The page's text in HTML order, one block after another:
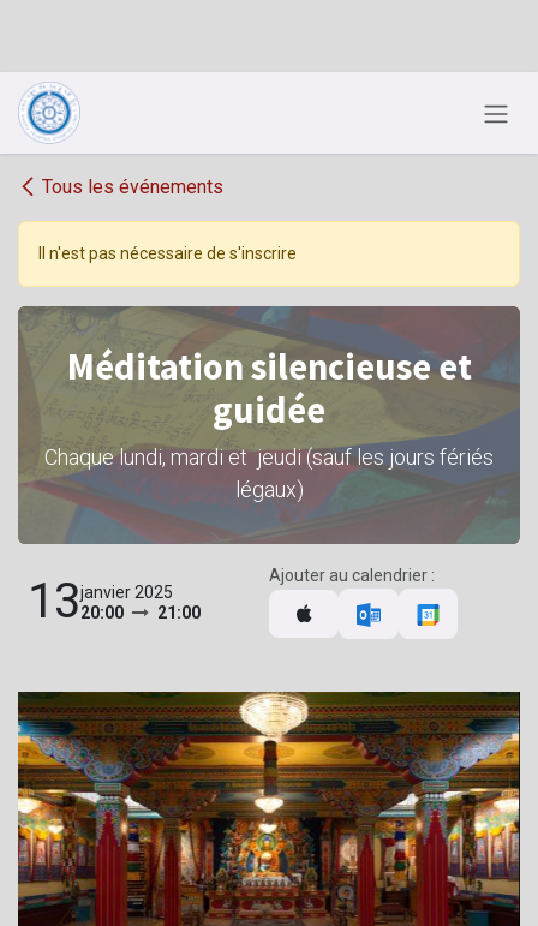
Se rendre au contenu
Tous les événements
Il n'est pas nécessaire de s'inscrire
Méditation silencieuse et
guidée
Chaque lundi, mardi et jeudi (sauf les jours fériés
légaux)
13janvier 2025
20:00
21:00
Ajouter au calendrier :